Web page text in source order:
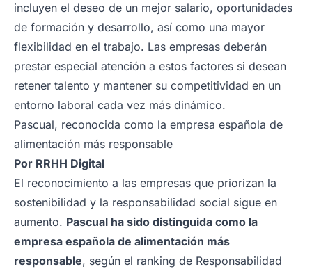
incluyen el deseo de un mejor salario, oportunidades
de formación y desarrollo, así como una mayor
flexibilidad en el trabajo. Las empresas deberán
prestar especial atención a estos factores si desean
retener talento y mantener su competitividad en un
entorno laboral cada vez más dinámico.
Pascual, reconocida como la empresa española de
alimentación más responsable
Por RRHH Digital
El reconocimiento a las empresas que priorizan la
sostenibilidad y la responsabilidad social sigue en
aumento. Pascual ha sido distinguida como la
empresa española de alimentación más
responsable, según el ranking de Responsabilidad